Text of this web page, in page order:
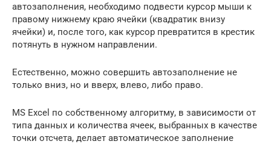
автозаполнения, необходимо подвести курсор мыши к
правому нижнему краю ячейки (квадратик внизу
ячейки) и, после того, как курсор превратится в крестик
потянуть в нужном направлении.
Естественно, можно совершить автозаполнение не
только вниз, но и вверх, влево, либо право.
MS Excel по собственному алгоритму, в зависимости от
типа данных и количества ячеек, выбранных в качестве
точки отсчета, делает автоматическое заполнение